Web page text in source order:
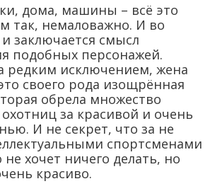
дома, машины – всё это
так, немаловажно. И во
заключается смысл
подобных персонажей.
редким исключением, жена
своего рода изощрённая
обрела множество
за красивой и очень
И не секрет, что за не
спортсменами
не хочет ничего делать, но
красиво.